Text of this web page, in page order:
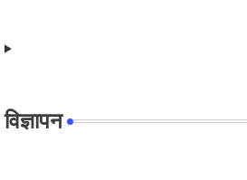
विज्ञापन